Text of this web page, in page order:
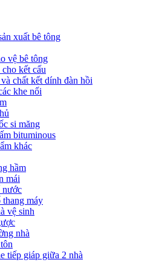
xuất bê tông
vệ bê tông
kết cấu
chất kết dính đàn hồi
khe nối
si măng
bituminous
khác
hầm
mái
nước
thang máy
vệ sinh
nhà
tiếp giáp giữa 2 nhà